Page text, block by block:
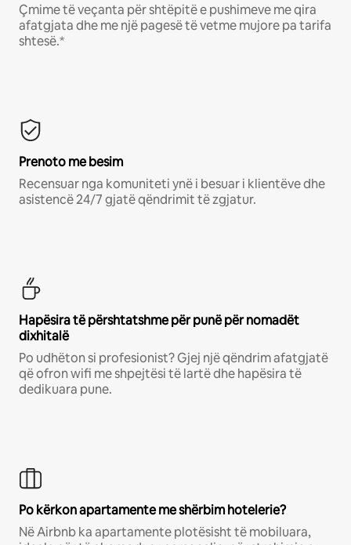
Çmime të veçanta për shtëpitë e pushimeve me qira
afatgjata dhe me një pagesë të vetme mujore pa tarifa
shtesë.*
Prenoto me besim
Recensuar nga komuniteti ynë i besuar i klientëve dhe
asistencë 24/7 gjatë qëndrimit të zgjatur.
Hapësira të përshtatshme për punë për nomadët
dixhitalë
Po udhëton si profesionist? Gjej një qëndrim afatgjatë
që ofron wifi me shpejtësi të lartë dhe hapësira të
dedikuara pune.
Po kërkon apartamente me shërbim hotelerie?
Në Airbnb ka apartamente plotësisht të mobiluara,